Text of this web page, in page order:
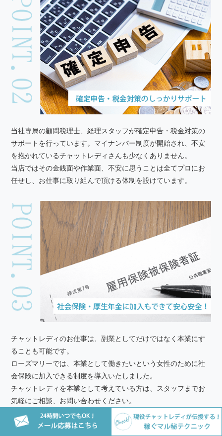
当社専属の顧問税理士、経理スタッフが確定申告・税金対策の
サポートを行っています。マイナンバー制度が開始され、不安
を抱かれているチャットレディさんも少なくありません。
当店ではその金銭面や作業面、不安に思うことは全てプロにお
任せし、お仕事に取り組んで頂ける体制を設けています。
チャットレディのお仕事は、副業としてだけではなく本業にす
ることも可能です。
ローズマリーでは、本業として働きたいという女性のために社
会保険に加入できる制度を導入いたしました。
チャットレディを本業として考えている方は、スタッフまでお
気軽にご相談、お問い合わせください。